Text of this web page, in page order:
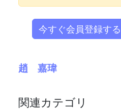
今すぐ会員登録する
趙 嘉瑋
関連カテゴリ